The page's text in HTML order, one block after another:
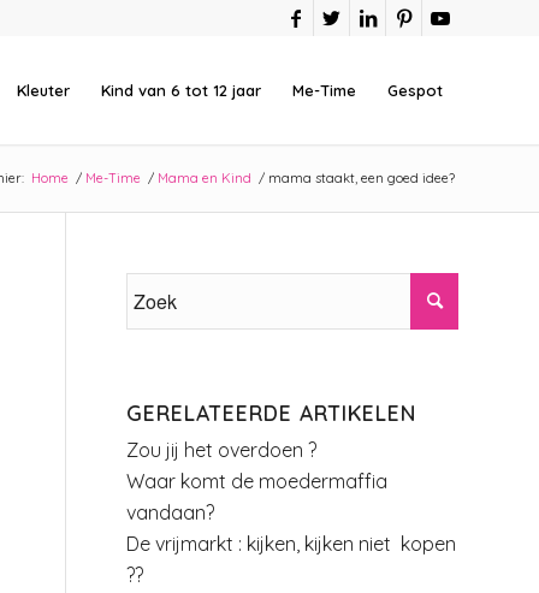
Kleuter Kind van 6 tot 12 jaar Me-Time Gespot
Home / Me-Time / Mama en Kind / mama staakt, een goed idee?
GERELATEERDE ARTIKELEN
Zou jij het overdoen ?
Waar komt de moedermaffia
vandaan?
De vrijmarkt : kijken, kijken niet kopen
??